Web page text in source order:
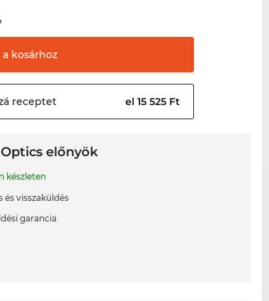
a kosárhoz
receptet el 15 525 Ft
előnyök
készleten
és visszaküldés
garancia